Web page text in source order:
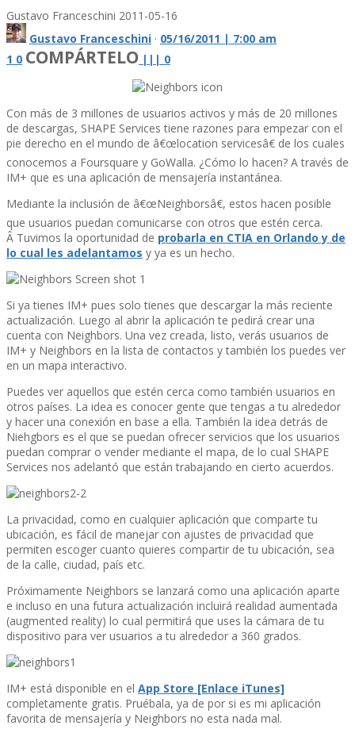
Gustavo Franceschini 2011-05-16
Gustavo Franceschini · 05/16/2011 | 7:00 am
1 0 COMPÁRTELO | | | 0
Con más de 3 millones de usuarios activos y más de 20 millones
de descargas, SHAPE Services tiene razones para empezar con el
pie derecho en el mundo de â€œlocation servicesâ€ de los cuales
conocemos a Foursquare y GoWalla. ¿Cómo lo hacen? A través de
IM+ que es una aplicación de mensajerí­a instantánea.
Mediante la inclusión de â€œNeighborsâ€, estos hacen posible
que usuarios puedan comunicarse con otros que estén cerca.
Â Tuvimos la oportunidad de probarla en CTIA en Orlando y de
lo cual les adelantamos y ya es un hecho.
Si ya tienes IM+ pues solo tienes que descargar la más reciente
actualización. Luego al abrir la aplicación te pedirá crear una
cuenta con Neighbors. Una vez creada, listo, verás usuarios de
IM+ y Neighbors en la lista de contactos y también los puedes ver
en un mapa interactivo.
Puedes ver aquellos que estén cerca como también usuarios en
otros paí­ses. La idea es conocer gente que tengas a tu alrededor
y hacer una conexión en base a ella. También la idea detrás de
Niehgbors es el que se puedan ofrecer servicios que los usuarios
puedan comprar o vender mediante el mapa, de lo cual SHAPE
Services nos adelantó que están trabajando en cierto acuerdos.
La privacidad, como en cualquier aplicación que comparte tu
ubicación, es fácil de manejar con ajustes de privacidad que
permiten escoger cuanto quieres compartir de tu ubicación, sea
de la calle, ciudad, paí­s etc.
Próximamente Neighbors se lanzará como una aplicación aparte
e incluso en una futura actualización incluirá realidad aumentada
(augmented reality) lo cual permitirá que uses la cámara de tu
dispositivo para ver usuarios a tu alrededor a 360 grados.
IM+ está disponible en el App Store [Enlace iTunes]
completamente gratis. Pruébala, ya de por si es mi aplicación
favorita de mensajerí­a y Neighbors no esta nada mal.